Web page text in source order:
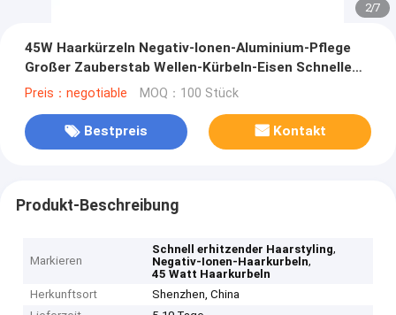
2/7
45W Haarkürzeln Negativ-Ionen-Aluminium-Pflege
Großer Zauberstab Wellen-Kürbeln-Eisen Schnelle
Erwärmung Haarstiller
Preis：negotiable MOQ：100 Stück
Bestpreis Kontakt
Produkt-Beschreibung
Markieren
Schnell erhitzender Haarstyling,
Negativ-Ionen-Haarkurbeln,
45 Watt Haarkurbeln
Herkunftsort
Shenzhen, China